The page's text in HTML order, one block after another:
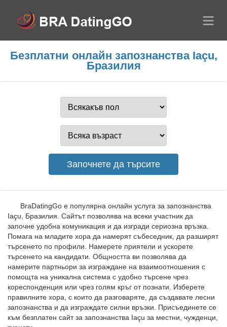
Безплатни онлайн запознанства Iaçu,
Бразилия
BraDatingGo е популярна онлайн услуга за запознанства
Iaçu, Бразилия. Сайтът позволява на всеки участник да
започне удобна комуникация и да изгради сериозна връзка.
Помага на младите хора да намерят събеседник, да разширят
търсенето по профили. Намерете приятели и ускорете
търсенето на кандидати. Общността ви позволява да
намерите партньори за изграждане на взаимоотношения с
помощта на уникална система с удобно търсене чрез
кореспонденция или чрез голям кръг от познати. Изберете
правилните хора, с които да разговаряте, да създавате лесни
запознанства и да изграждате силни връзки. Присъединете се
към безплатен сайт за запознанства Iaçu за местни, чужденци,